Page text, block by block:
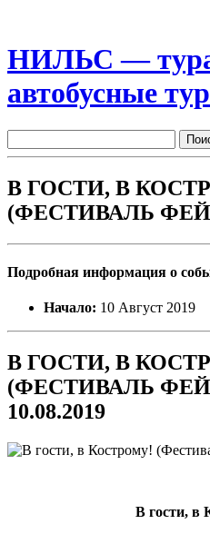
НИЛЬС —
автобусные
В ГОСТИ, В
(ФЕСТИВАЛЬ
Подробная информация о
Начало: 10 Август 2019
В ГОСТИ, В
(ФЕСТИВАЛЬ
10.08.2019
В гости, в